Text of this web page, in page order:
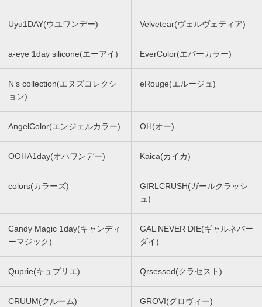
Uyu1DAY(ウユワンデー) Velvetear(ヴェルヴェティア)
a-eye 1day silicone(エーアイ) EverColor(エバーカラー)
N’s collection(エヌズコレクシ
ョン)
eRouge(エルージュ)
AngelColor(エンジェルカラー) OH(オー)
OOHA1day(オハワンデー) Kaica(カイカ)
colors(カラーズ)
GIRLCRUSH(ガールクラッシ
ュ)
Candy Magic 1day(キャンディ
ーマジック)
GAL NEVER DIE(ギャルネバー
ダイ)
Quprie(キュプリエ) Qrsessed(クラセスト)
CRUUM(クルーム) GROVI(グロヴィー)